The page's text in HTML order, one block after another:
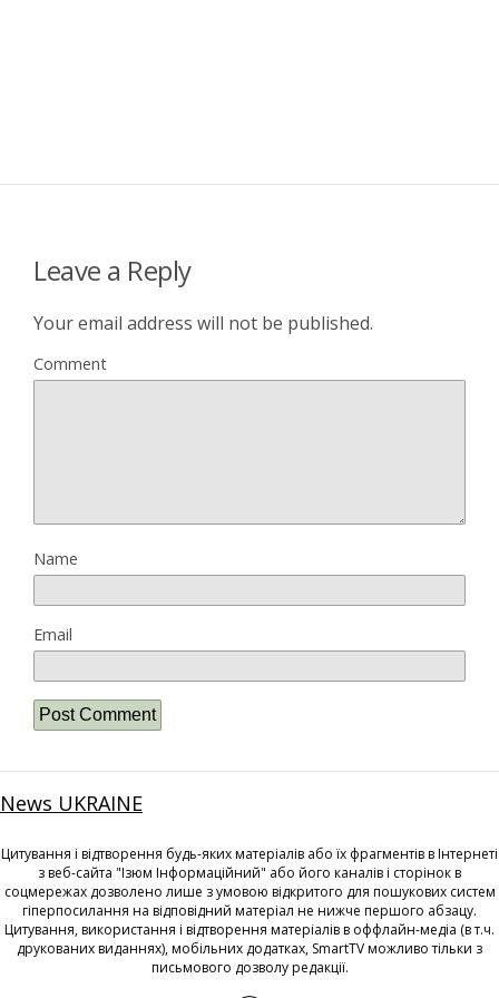
Leave a Reply
Your email address will not be published.
Comment
Name
Email
News UKRAINE
Цитування і відтворення будь-яких матеріалів або їх фрагментів в Інтернеті
з веб-сайта "Ізюм Інформаційний" або його каналів і сторінок в
соцмережах дозволено лише з умовою відкритого для пошукових систем
гіперпосилання на відповідний матеріал не нижче першого абзацу.
Цитування, використання і відтворення матеріалів в оффлайн-медіа (в т.ч.
друкованих виданнях), мобільних додатках, SmartTV можливо тільки з
письмового дозволу редакції.